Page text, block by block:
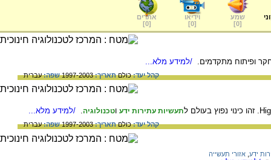
שמע
[
0
]
וידיאו
[
0
]
אתרים
[
0
]
ופיתוח מתקדמים. /למידע מלא...
קהל יעד:כולםתאריך:1997-2003 שפה:עברית
תעשיות עתירות ידע וטכנולוגיה. /למידע מלא...
קהל יעד:כולםתאריך:1997-2003 שפה:עברית
ידע אזורי תעשייה